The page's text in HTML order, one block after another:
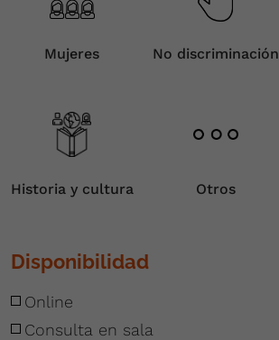
Mujeres No discriminación
Historia y cultura Otros
Disponibilidad
Online
Consulta en sala